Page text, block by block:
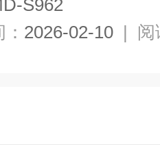
S962
2026-02-10 | 阅